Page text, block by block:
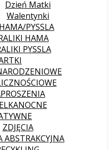
Dzień Matki
Walentynki
PYSSLA
HAMA
PYSSLA
ZDJĘCIA
ABSTRAKCYJNA